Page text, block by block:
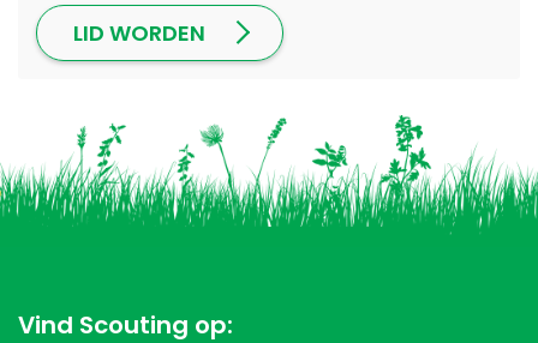
LID WORDEN
Vind Scouting op: